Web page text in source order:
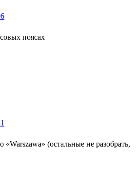
поясах
(остальные не разобрать,